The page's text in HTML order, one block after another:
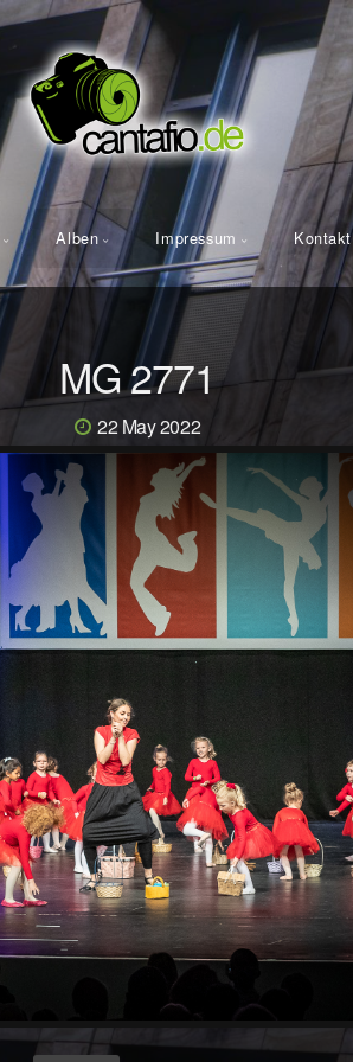
Alben Impressum Kontakt
MG 2771
22 May 2022